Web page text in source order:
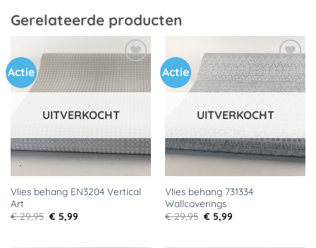
Gerelateerde producten
Actie
Toevoegen
aan
verlanglijst
UITVERKOCHT
Vlies behang EN3204 Vertical
Art
€29,95 Oorspronkelijke
prijs
€ 5,99Huidige
Actie
Toevoegen
aan
verlanglijst
UITVERKOCHT
Vlies behang 731334
Wallcoverings
€29,95 Oorspronkelijke
prijs
€ 5,99Huidige